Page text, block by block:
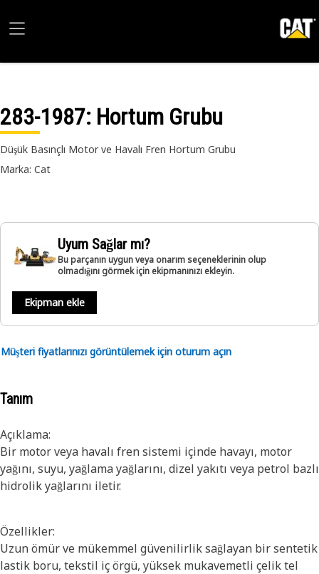
283-1987: Hortum Grubu
Düşük Basınçlı Motor ve Havalı Fren Hortum Grubu
Marka: Cat
Uyum Sağlar mı?
Bu parçanın uygun veya onarım seçeneklerinin olup
olmadığını görmek için ekipmanınızı ekleyin.
Ekipman ekle
Müşteri fiyatlarınızı görüntülemek için oturum açın
Tanım
Açıklama:
Bir motor veya havalı fren sistemi içinde havayı, motor
yağını, suyu, yağlama yağlarını, dizel yakıtı veya petrol bazlı
hidrolik yağlarını iletir.
Özellikler:
Uzun ömür ve mükemmel güvenilirlik sağlayan bir sentetik
lastik boru, tekstil iç örgü, yüksek mukavemetli çelik tel